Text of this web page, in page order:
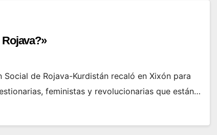
de Rojava-Kurdistán recaló en Xixón para
feministas y revolucionarias que están…